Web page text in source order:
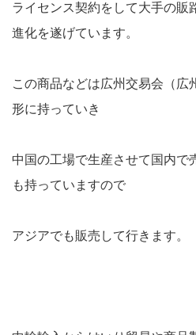
ライセンス契約をして大手の販
進化を遂げています。
この商品などは広州交易会（広
形に持っていき
中国の工場で生産させて国内で
も持っていますので
アジアでも販売して行きます。